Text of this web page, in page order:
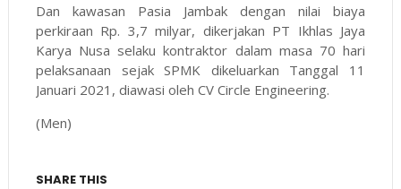
Dan kawasan Pasia Jambak dengan nilai biaya
perkiraan Rp. 3,7 milyar, dikerjakan PT Ikhlas Jaya
Karya Nusa selaku kontraktor dalam masa 70 hari
pelaksanaan sejak SPMK dikeluarkan Tanggal 11
Januari 2021, diawasi oleh CV Circle Engineering.
(Men)
SHARE THIS